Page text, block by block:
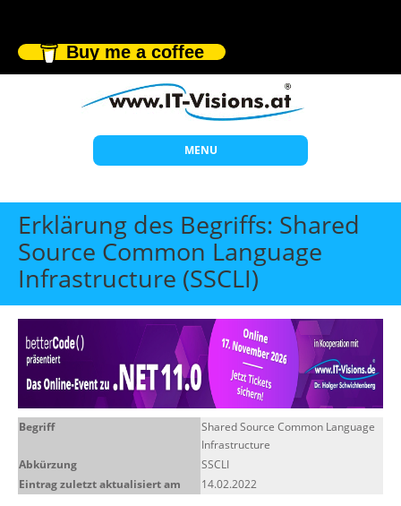
Buy me a coffee
MENU
Start
Themen
Beratung
Offene Seminare
Wissen
Über uns
Erklärung des Begriffs: Shared
Source Common Language
Infrastructure (SSCLI)
Begriff
Shared Source Common Language
Infrastructure
Abkürzung
SSCLI
Eintrag zuletzt aktualisiert am
14.02.2022